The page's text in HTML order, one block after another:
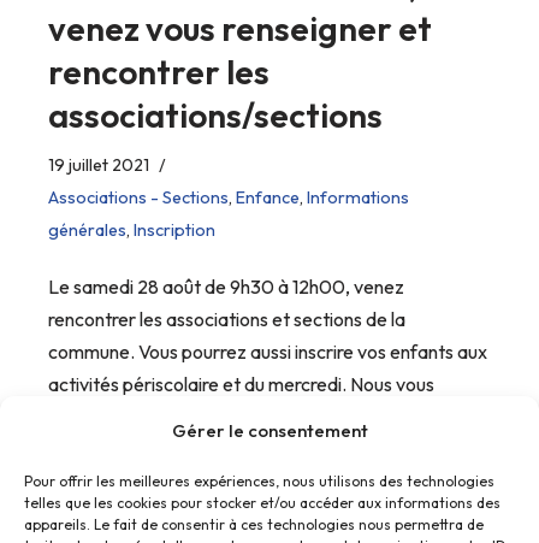
Gérer le consentement
Pour offrir les meilleures expériences, nous utilisons des technologies
telles que les cookies pour stocker et/ou accéder aux informations des
appareils. Le fait de consentir à ces technologies nous permettra de
venez vous renseigner et
rencontrer les
associations/sections
19 juillet 2021
Associations - Sections, Enfance, Informations
générales, Inscription
Le samedi 28 août de 9h30 à 12h00, venez
rencontrer les associations et sections de la
commune. Vous pourrez aussi inscrire vos enfants aux
activités périscolaire et du mercredi. Nous vous